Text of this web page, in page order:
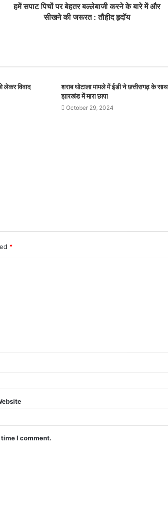
हमें सपाट पिचों पर बेहतर बल्लेबाजी करने के बारे में और
सीखने की जरूरत : तौहीद हृदॉय
लेकर विवाद
शराब घोटाला मामले में ईडी ने छत्तीसगढ़ के साथ
झारखंड में मारा छापा
October 29, 2024
*
I comment.